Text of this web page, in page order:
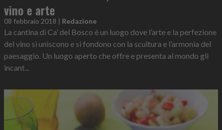
vino e arte
08 febbraio 2018 | Redazione
La cantina di Ca’ del Bosco è un luogo dove l’arte e la perfezione
del vino si uniscono e si fondono con la scultura e l’armonia del
paesaggio. Un luogo aperto che offre e presenta al mondo gli
incant...